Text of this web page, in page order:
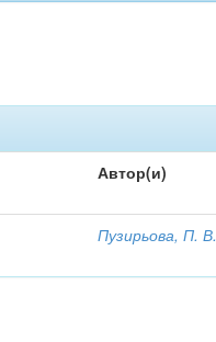
Автор(и)
Пузирьова, П. В.